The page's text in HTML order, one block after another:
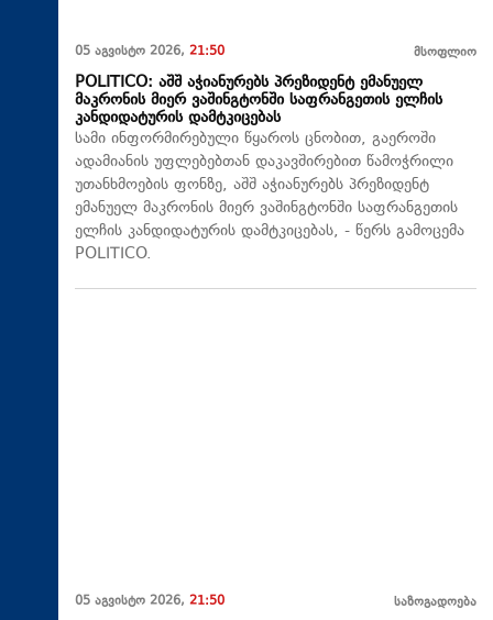
05 აგვისტო 2026, 21:50 მსოფლიო
POLITICO: აშშ აჭიანურებს პრეზიდენტ ემანუელ
მაკრონის მიერ ვაშინგტონში საფრანგეთის ელჩის
კანდიდატურის დამტკიცებას
სამი ინფორმირებული წყაროს ცნობით, გაეროში
ადამიანის უფლებებთან დაკავშირებით წამოჭრილი
უთანხმოების ფონზე, აშშ აჭიანურებს პრეზიდენტ
ემანუელ მაკრონის მიერ ვაშინგტონში საფრანგეთის
ელჩის კანდიდატურის დამტკიცებას, - წერს გამოცემა
POLITICO.
05 აგვისტო 2026, 21:50 საზოგადოება